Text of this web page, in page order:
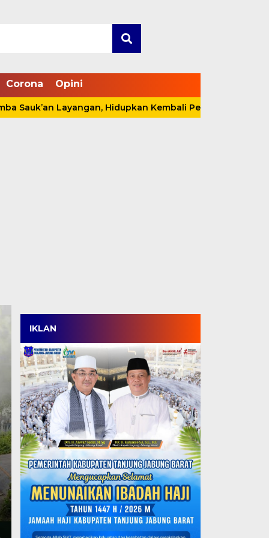
Corona Opini
Layangan, Hidupkan Kembali Permainan Tradisional
Satpol PP Menang
Tanjabbar,
Perdana di OPD Cup
Kamis, 6 Agu 2026 - 18:05 WIB
TANJABBAR, TJ – Tim Satpol PP Kabupaten
ajang OPD Cup…
IKLAN